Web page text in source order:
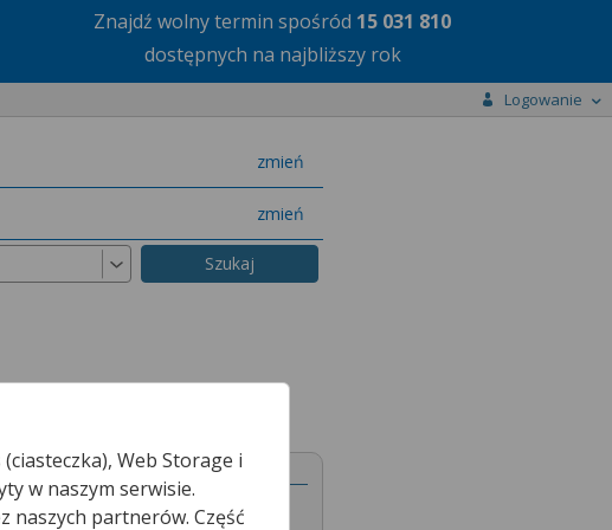
Znajdź wolny termin spośród 15 031 810
dostępnych na najbliższy rok
Logowanie
zmień
miasto
zmień
specjalizację
Web Storage i
w naszym serwisie.
naszych partnerów. Część